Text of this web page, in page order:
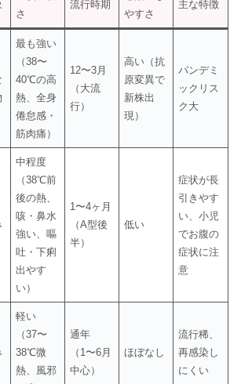
さ
流行時期
やすさ
主な特徴
最も強い
（38〜
40℃の高
熱、全身
倦怠感・
筋肉痛）
12〜3月
（大流
行）
高い（抗
原変異で
新株出
現）
パンデミ
ックリス
ク大
中程度
（38℃前
後の熱、
咳・鼻水
強い、嘔
吐・下痢
出やす
い）
1〜4ヶ月
（A型後
半）
低い
症状が長
引きやす
い、小児
でお腹の
症状に注
意
軽い
（37〜
38℃微
熱、風邪
通年
（1〜6月
中心）
ほぼなし
流行稀、
再感染し
にくい